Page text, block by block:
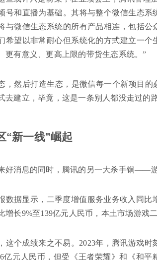
号和直播为基础。其将与整个微信生态
与微信生态系统的所有产品相连，包括
希望以非常耐心但系统化的方式建立一
更有意义、更高上限的带货生态系统。”
，然后打造生态，是微信每一个新项目
去建立，毕竟，这是一条别人都没走过的路
“新一线”崛起
好消息的同时，腾讯的另一大杀手锏——
数据显示，二季度增值服务业务收入同比
增长9%至139亿元人民币，本土市场游戏
这个成绩来之不易。2023年，腾讯游戏
亿元人民币，但受《王者荣耀》和《和